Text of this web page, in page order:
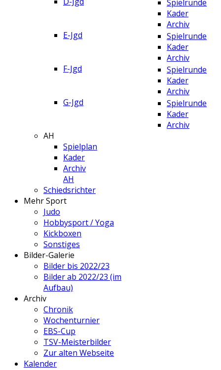
Spielrunde
Kader
Archiv
E-Jgd
Spielrunde
Kader
Archiv
F-Jgd
Spielrunde
Kader
Archiv
G-Jgd
Spielrunde
Kader
Archiv
AH
Spielplan
Kader
Archiv
AH
Schiedsrichter
Mehr Sport
Judo
Hobbysport / Yoga
Kickboxen
Sonstiges
Bilder-Galerie
Bilder bis 2022/23
Bilder ab 2022/23 (im
Aufbau)
Archiv
Chronik
Wochenturnier
EBS-Cup
TSV-Meisterbilder
Zur alten Webseite
Kalender